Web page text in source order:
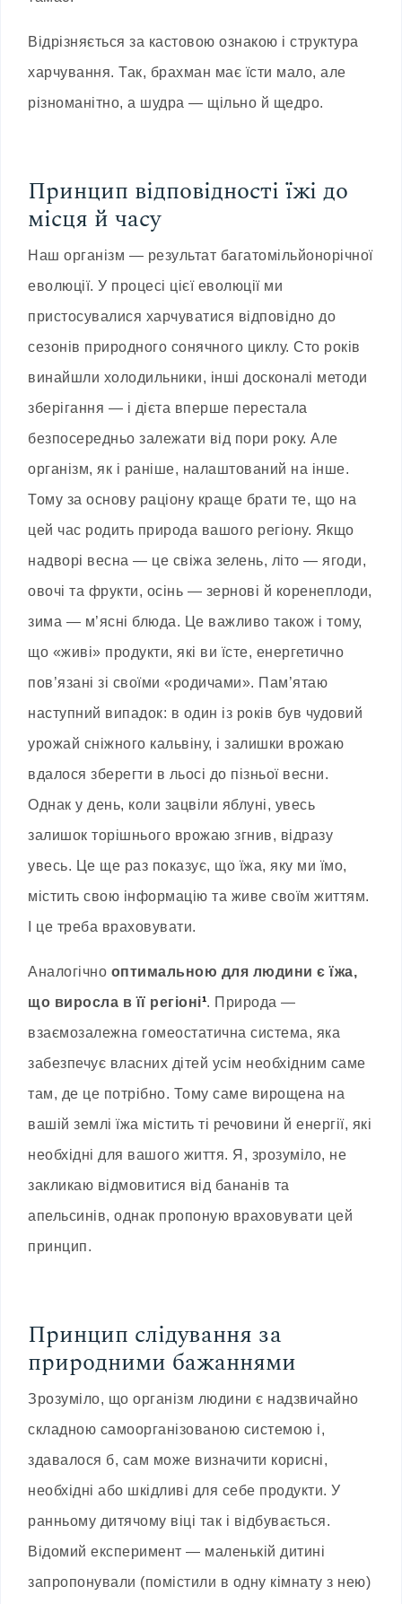
Відрізняється за кастовою ознакою і структура
харчування. Так, брахман має їсти мало, але
різноманітно, а шудра — щільно й щедро.
Принцип відповідності їжі до
місця й часу
Наш організм — результат багатомільйонорічної
еволюції. У процесі цієї еволюції ми
пристосувалися харчуватися відповідно до
сезонів природного сонячного циклу. Сто років
винайшли холодильники, інші досконалі методи
зберігання — і дієта вперше перестала
безпосередньо залежати від пори року. Але
організм, як і раніше, налаштований на інше.
Тому за основу раціону краще брати те, що на
цей час родить природа вашого регіону. Якщо
надворі весна — це свіжа зелень, літо — ягоди,
овочі та фрукти, осінь — зернові й коренеплоди,
зима — м’ясні блюда. Це важливо також і тому,
що «живі» продукти, які ви їсте, енергетично
пов’язані зі своїми «родичами». Пам’ятаю
наступний випадок: в один із років був чудовий
урожай сніжного кальвіну, і залишки врожаю
вдалося зберегти в льосі до пізньої весни.
Однак у день, коли зацвіли яблуні, увесь
залишок торішнього врожаю згнив, відразу
увесь. Це ще раз показує, що їжа, яку ми їмо,
містить свою інформацію та живе своїм життям.
І це треба враховувати.
Аналогічно оптимальною для людини є їжа,
що виросла в її регіоні¹. Природа —
взаємозалежна гомеостатична система, яка
забезпечує власних дітей усім необхідним саме
там, де це потрібно. Тому саме вирощена на
вашій землі їжа містить ті речовини й енергії, які
необхідні для вашого життя. Я, зрозуміло, не
закликаю відмовитися від бананів та
апельсинів, однак пропоную враховувати цей
принцип.
Принцип слідування за
природними бажаннями
Зрозуміло, що організм людини є надзвичайно
складною самоорганізованою системою і,
здавалося б, сам може визначити корисні,
необхідні або шкідливі для себе продукти. У
ранньому дитячому віці так і відбувається.
Відомий експеримент — маленькій дитині
запропонували (помістили в одну кімнату з нею)